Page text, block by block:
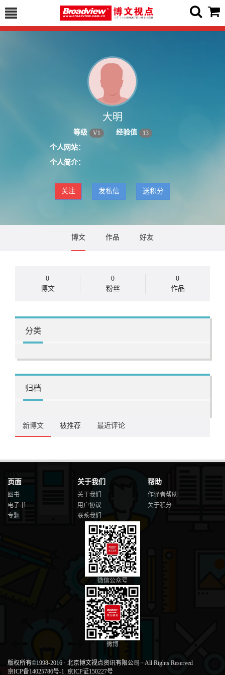
大明
等级 V1 经验值 13
个人网站：
个人简介：
关注 发私信 送积分
博文 作品 好友
0
博文
0
粉丝
0
作品
分类
归档
新博文 被推荐 最近评论
页面
图书
电子书
专题
关于我们
关于我们
用户协议
联系我们
帮助
作译者帮助
关于积分
微信公众号
微博
版权所有©1998-2016 · 北京博文视点资讯有限公司 · All Rights Reserved
京ICP备14025786号-1 京ICP证150227号